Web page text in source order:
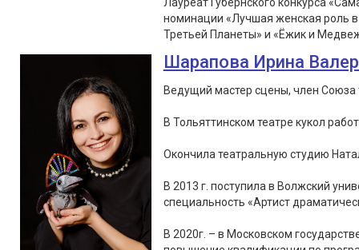
номинации «Лучшая женская роль в
Третьей Планеты» и «Ёжик и
Шарапова Ирина
Ведущий мастер сцены, член Союза
В Тольяттинском театре кукол
Окончила театральную студию
В 2013 г. поступила в Волжский
специальность «Артист
В 2020г. – в Московском